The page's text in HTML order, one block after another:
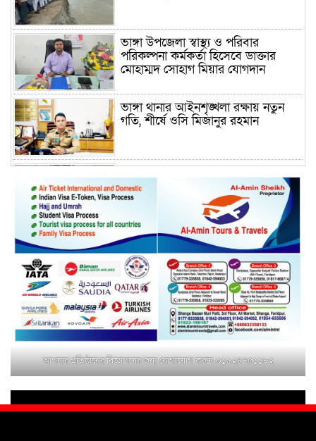
ভাঙ্গা উপজেলা স্বাস্থ্য ও পরিবার
পরিকল্পনা কর্মকর্তা হিসেবে ডাক্তার
মোহাম্মদ সোহাগ মিয়ার যোগদান
ভাঙ্গা থানার আইনশৃঙ্খলা রক্ষায় নতুন
গতি, শীর্ষে ওসি মিজানুর রহমান
ময়মনসিংহের অতিরিক্ত জেলা প্রশাসক
(রাজস্ব) আজিম উদ্দিন ভূমি মন্ত্রণালয়ে
পদায়ন
সাবেক এমপির প্রেস সেক্রেটারি রফিকের
ক্ষমতার দাপট ও গণ-অসন্তোষের তথ্য
গায়েব করে ত্রিশাল থানার সাজানো
রিপোর্ট
মুক্তাগাছায় জুলাই শহীদ সামিদের কবর
জিয়ারত ও পৌর কমিটির কার্যক্রম শুরু
শহিদুল ইসলাম বাবুলের হাত ধরে বদলে
আপনার প্রতিষ্ঠানের বিজ্ঞাপনের জন্য যোগাযোগ করুন-০১৯২৪৭৫১১৮২